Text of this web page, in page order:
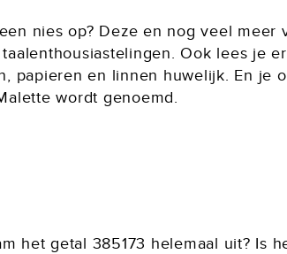
nies op? Deze en nog veel meer
Ook lees je
papieren en linnen huwelijk. En je
wordt genoemd.
het getal 385173 helemaal uit? Is